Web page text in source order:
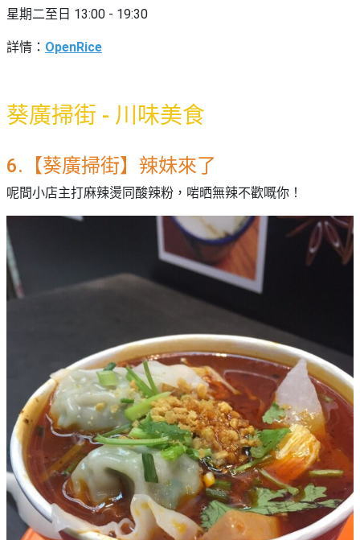
星期二至日 13:00 - 19:30
詳情 ： OpenRice
葵廣掃街 - 川味美食
6.【葵廣掃街】辣妹來了
呢間小店主打麻辣燙同酸辣粉，啱晒無辣不歡嘅你！